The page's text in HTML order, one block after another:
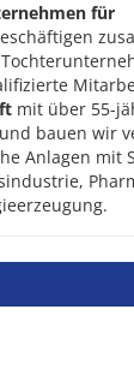
für
mit über 55-
bauen wir
Anlagen mit